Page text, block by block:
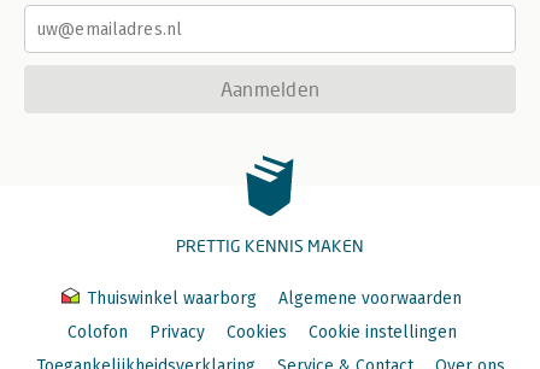
Aanmelden
PRETTIG KENNIS MAKEN
Thuiswinkel waarborg
Algemene voorwaarden
Colofon
Privacy Cookies
Cookie instellingen